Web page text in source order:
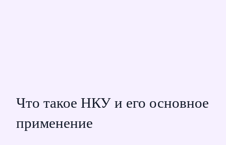
Что такое НКУ и его основное
применение